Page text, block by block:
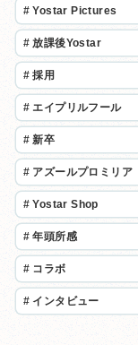
# Yostar Pictures
# 放課後Yostar
# 採用
# エイプリルフール
# 新卒
# アズールプロミリア
# Yostar Shop
# 年頭所感
# コラボ
# インタビュー